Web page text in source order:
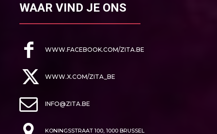
WAAR VIND JE ONS
WWW.FACEBOOK.COM/ZITA.BE
WWW.X.COM/ZITA_BE
INFO@ZITA.BE
KONINGSSTRAAT 100, 1000 BRUSSEL